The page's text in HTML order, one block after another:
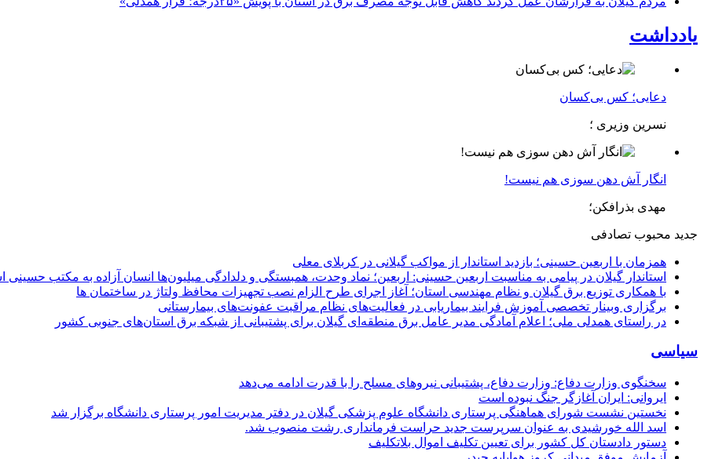
یادداشت
دعایی؛ کس بی‌کسان
نسرین وزیری ؛
انگار آش دهن سوزی هم نیست!
مهدی بذرافکن؛
جدید محبوب تصادفی
همزمان با اربعین حسینی؛ بازدید استاندار از مواکب گیلانی در کربلای معلی
استاندار گیلان در پیامی به مناسبت اربعین حسینی: اربعین؛ نماد وحدت، همبستگی و دلدادگی میلیون‌ها انسان آزاده به مکتب
با همکاری توزیع برق گیلان و نظام مهندسی استان؛ آغاز اجرای طرح الزام نصب تجهیزات محافظ ولتاژ در ساختمان ها
برگزاری وبینار تخصصی آموزش فرایند بیماریابی در فعالیت‌های نظام مراقبت عفونت‌های بیمارستانی
در راستای همدلی ملی؛ اعلام آمادگی مدیر عامل برق منطقه‌ای گیلان برای پشتیبانی از شبكه برق استان‌های جنوبی كشور
سیاسی
سخنگوی وزارت دفاع: وزارت دفاع، پشتیبانی نیرو‌های مسلح را با قدرت ادامه می‌دهد
ایروانی: ایران آغازگر جنگ نبوده است
نخستین نشست شورای هماهنگی پرستاری دانشگاه علوم پزشکی گیلان در دفتر مدیریت امور پرستاری دانشگاه برگزار شد
اسد الله خورشیدی به عنوان سرپرست جدید حراست فرمانداری رشت منصوب شد.
دستور دادستان کل کشور برای تعیین تکلیف اموال بلاتکلیف